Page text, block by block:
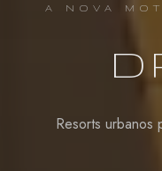
A NOVA
Resorts urbanos